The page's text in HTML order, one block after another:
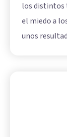
los distintos
el miedo a
unos